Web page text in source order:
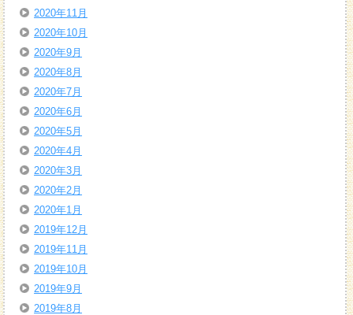
2020年11月
2020年10月
2020年9月
2020年8月
2020年7月
2020年6月
2020年5月
2020年4月
2020年3月
2020年2月
2020年1月
2019年12月
2019年11月
2019年10月
2019年9月
2019年8月